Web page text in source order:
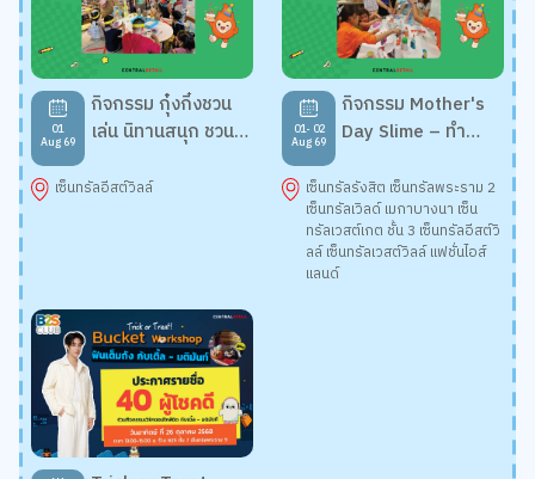
01
Aug 69
กิจกรรม กุ๋งกิ๋งชวน
เล่น นิทานสนุก ชวน
เซ็นทรัลอีสต์วิลล์
01- 02
Aug 69
กิจกรรม Mother's
Day Slime – ทำ
เซ็นทรัลรังสิต เซ็นทรัลพระราม 2
เซ็นทรัลเวิลด์ เมกาบางนา เซ็น
ทรัลเวสต์เกต ชั้น 3 เซ็นทรัลอีสต์วิ
ลล์ เซ็นทรัลเวสต์วิลล์ แฟชั่นไอส์
แลนด์